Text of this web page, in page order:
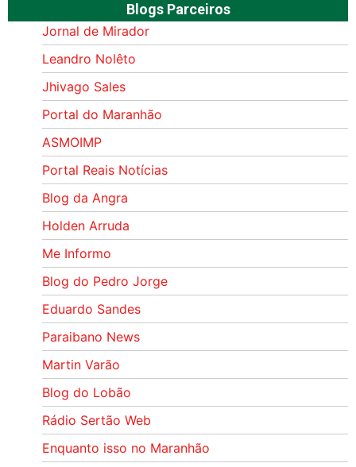
Blogs Parceiros
Jornal de Mirador
Leandro Nolêto
Jhivago Sales
Portal do Maranhão
ASMOIMP
Portal Reais Notí­cias
Blog da Angra
Holden Arruda
Me Informo
Blog do Pedro Jorge
Eduardo Sandes
Paraibano News
Martin Varão
Blog do Lobão
Rádio Sertão Web
Enquanto isso no Maranhão